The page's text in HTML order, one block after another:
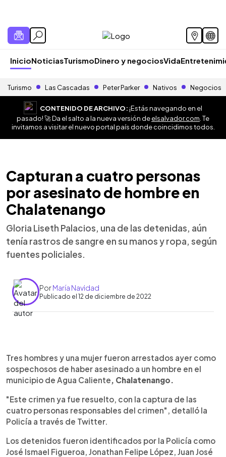
InicioNoticiasTurismoDinero y negociosVida
Turismo Las Cascadas Peter Parker Nativos Negocios
CONTENIDO DE ARCHIVO:¡Estás navegando en el
pasado! 🚀 Da el salto a la nueva versión deelsalvador.com . Te
invitamos a visitar el nuevo portal país donde coincidimos todos.
Capturan a cuatro personas
por asesinato de hombre en
Chalatenango
Gloria Liseth Palacios, una de las detenidas, aún
tenía rastros de sangre en su manos y ropa, según
fuentes policiales.
PorMaría Navidad
Publicado el 12 de diciembre de 2022
Escuchar artículo
Tres hombres y una mujer fueron arrestados ayer como
sospechosos de haber asesinado a un hombre en el
municipio de Agua Caliente, Chalatenango.
"Este crimen ya fue resuelto, con la captura de las
cuatro personas responsables del crimen", detalló la
Policía a través de Twitter.
Los detenidos fueron identificados por la Policía como
José Ismael Figueroa, Jonathan Felipe López, Juan José